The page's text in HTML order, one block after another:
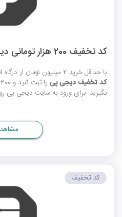
کد تخفیف 200 هزار تومانی دیجی پی
با حداقل خرید 2 میلیون تومان از درگاه اقساطی دیجی پی، می‌توانید این
کد تخفیف دیجی پی را ثبت کنید و 200 هزار تومان از
بگیرید. برای ورود به سایت دیجی پی
کد تخفیف